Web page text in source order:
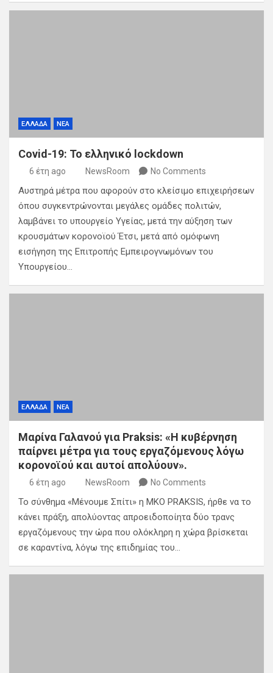
ΕΛΛΑΔΑ ΝΕΑ
Covid-19: Το ελληνικό lockdown
6 έτη ago NewsRoom No Comments
Αυστηρά μέτρα που αφορoύν στο κλείσιμο επιχειρήσεων
όπου συγκεντρώνονται μεγάλες ομάδες πολιτών,
λαμβάνει το υπουργείο Υγείας, μετά την αύξηση των
κρουσμάτων κορονοϊού Έτσι, μετά από ομόφωνη
εισήγηση της Επιτροπής Εμπειρογνωμόνων του
Υπουργείου…
ΕΛΛΑΔΑ ΝΕΑ
Μαρίνα Γαλανού για Praksis: «Η κυβέρνηση
παίρνει μέτρα για τους εργαζόμενους λόγω
κορονοϊού και αυτοί απολύουν».
6 έτη ago NewsRoom No Comments
Το σύνθημα «Μένουμε Σπίτι» η ΜΚΟ PRAKSIS, ήρθε να το
κάνει πράξη, απολύοντας απροειδοποίητα δύο τρανς
εργαζόμενους την ώρα που ολόκληρη η χώρα βρίσκεται
σε καραντίνα, λόγω της επιδημίας του…